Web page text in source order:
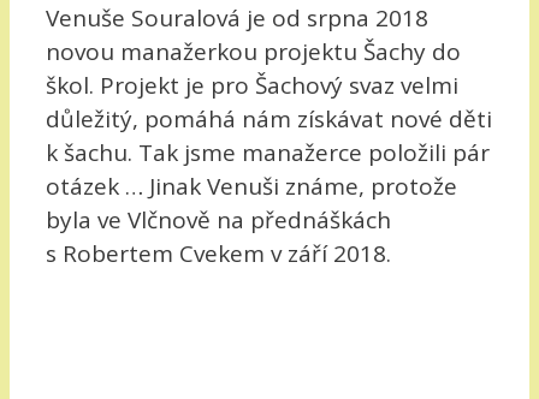
Venuše Souralová je od srpna 2018
novou manažerkou projektu Šachy do
škol. Projekt je pro Šachový svaz velmi
důležitý, pomáhá nám získávat nové děti
k šachu. Tak jsme manažerce položili pár
otázek … Jinak Venuši známe, protože
byla ve Vlčnově na přednáškách
s Robertem Cvekem v září 2018.